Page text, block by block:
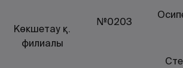
Көкшетау қ.
филиалы
№0203